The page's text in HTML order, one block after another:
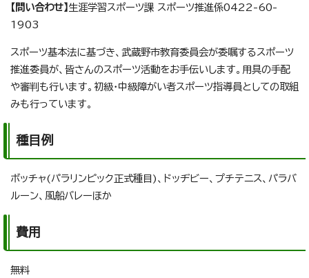
【問い合わせ】 生涯学習スポーツ課 スポーツ推進係0422-60-
1903
スポーツ基本法に基づき、武蔵野市教育委員会が委嘱するスポーツ
推進委員が、皆さんのスポーツ活動をお手伝いします。用具の手配
や審判も行います。初級・中級障がい者スポーツ指導員としての取組
みも行っています。
種目例
ボッチャ(パラリンピック正式種目)、ドッヂビー、プチテニス、パラバ
ルーン、風船バレーほか
費用
無料